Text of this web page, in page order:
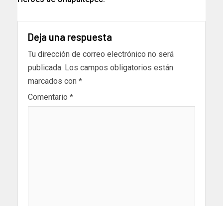
Deja una respuesta
Tu dirección de correo electrónico no será
publicada. Los campos obligatorios están
marcados con *
Comentario *